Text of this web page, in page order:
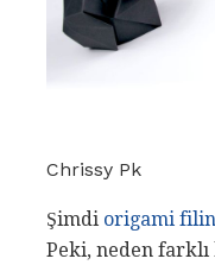
Chrissy Pk
Şimdi origami
Peki, neden